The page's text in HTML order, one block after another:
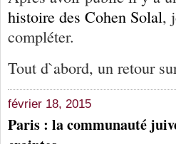
histoire des Cohen Solal,
compléter.
Tout d`abord, un retour
février 18, 2015
Paris : la communauté